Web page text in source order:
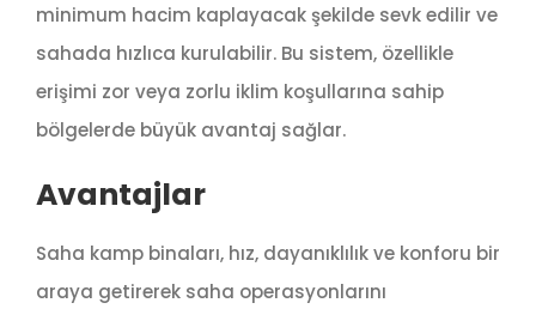
minimum hacim kaplayacak şekilde sevk edilir ve
sahada hızlıca kurulabilir. Bu sistem, özellikle
erişimi zor veya zorlu iklim koşullarına sahip
bölgelerde büyük avantaj sağlar.
Avantajlar
Saha kamp binaları, hız, dayanıklılık ve konforu bir
araya getirerek saha operasyonlarını